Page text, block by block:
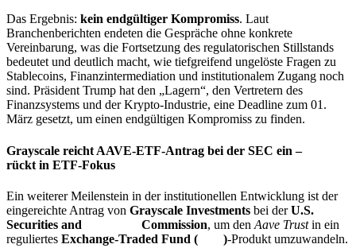
Das Ergebnis: kein endgültiger Kompromiss. Laut
Branchenberichten endeten die Gespräche ohne konkrete
Vereinbarung, was die Fortsetzung des regulatorischen Stillstands
bedeutet und deutlich macht, wie tiefgreifend ungelöste Fragen zu
Stablecoins, Finanzintermediation und institutionalem Zugang noch
sind. Präsident Trump hat den „Lagern“, den Vertretern des
Finanzsystems und der Krypto-Industrie, eine Deadline zum 01.
März gesetzt, um einen endgültigen Kompromiss zu finden.
Grayscale reicht AAVE-ETF-Antrag bei der SEC ein –
rückt in ETF-Fokus
Ein weiterer Meilenstein in der institutionellen Entwicklung ist der
eingereichte Antrag von Grayscale Investments bei derU.S.
Securities and
Commission, um den Aave Trustin ein
reguliertes Exchange-Traded Fund ( )-Produkt umzuwandeln.